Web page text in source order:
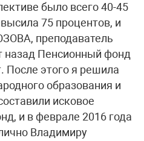
было всего 40-45
75 процентов, и
преподаватель
назад Пенсионный фонд
После этого я решила
образования и
исковое
и в феврале 2016 года
Владимиру